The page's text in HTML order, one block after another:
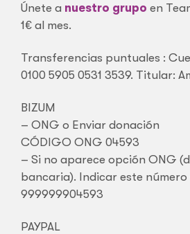
Únete a nuestro grupo en
1€ al mes.
Transferencias puntuales :
0100 5905 0531 3539. Titular:
BIZUM
– ONG o Enviar donación
CÓDIGO ONG 04593
– Si no aparece opción ONG
bancaria). Indicar este número
999999904593
PAYPAL